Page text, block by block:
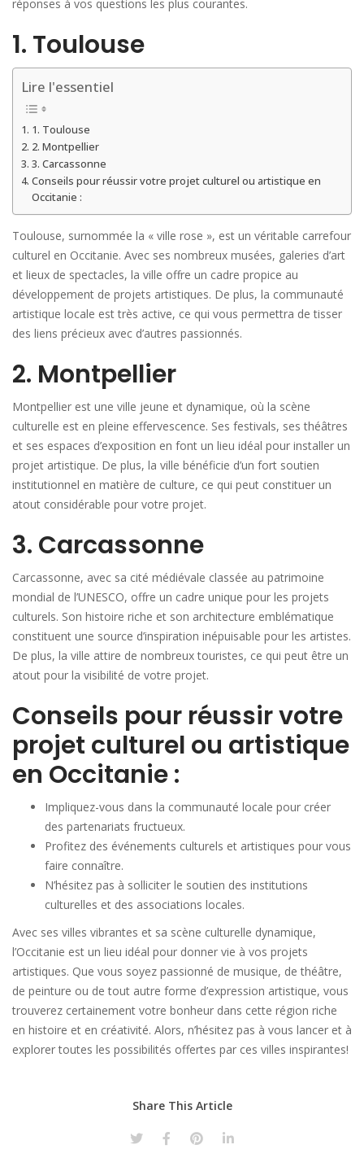
réponses à vos questions les plus courantes.
1. Toulouse
Lire l'essentiel
1. Toulouse
2. Montpellier
3. Carcassonne
Conseils pour réussir votre projet culturel ou artistique en
Occitanie :
Toulouse, surnommée la « ville rose », est un véritable carrefour
culturel en Occitanie. Avec ses nombreux musées, galeries d’art
et lieux de spectacles, la ville offre un cadre propice au
développement de projets artistiques. De plus, la communauté
artistique locale est très active, ce qui vous permettra de tisser
des liens précieux avec d’autres passionnés.
2. Montpellier
Montpellier est une ville jeune et dynamique, où la scène
culturelle est en pleine effervescence. Ses festivals, ses théâtres
et ses espaces d’exposition en font un lieu idéal pour installer un
projet artistique. De plus, la ville bénéficie d’un fort soutien
institutionnel en matière de culture, ce qui peut constituer un
atout considérable pour votre projet.
3. Carcassonne
Carcassonne, avec sa cité médiévale classée au patrimoine
mondial de l’UNESCO, offre un cadre unique pour les projets
culturels. Son histoire riche et son architecture emblématique
constituent une source d’inspiration inépuisable pour les artistes.
De plus, la ville attire de nombreux touristes, ce qui peut être un
atout pour la visibilité de votre projet.
Conseils pour réussir votre
projet culturel ou artistique
en Occitanie :
Impliquez-vous dans la communauté locale pour créer
des partenariats fructueux.
Profitez des événements culturels et artistiques pour vous
faire connaître.
N’hésitez pas à solliciter le soutien des institutions
culturelles et des associations locales.
Avec ses villes vibrantes et sa scène culturelle dynamique,
l’Occitanie est un lieu idéal pour donner vie à vos projets
artistiques. Que vous soyez passionné de musique, de théâtre,
de peinture ou de tout autre forme d’expression artistique, vous
trouverez certainement votre bonheur dans cette région riche
en histoire et en créativité. Alors, n’hésitez pas à vous lancer et à
explorer toutes les possibilités offertes par ces villes inspirantes!
Share This Article